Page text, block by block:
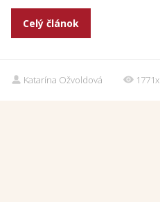
Celý článok
Katarína Ožvoldová 1771x